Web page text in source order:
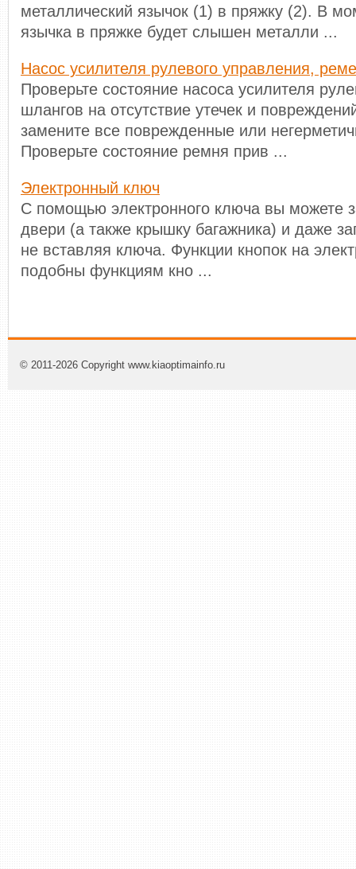
металлический язычок (1) в пряжку (2). В
язычка в пряжке будет слышен металли ...
Насос усилителя рулевого управления,
Проверьте состояние насоса усилителя
шлангов на отсутствие утечек и
замените все поврежденные или
Проверьте состояние ремня прив ...
Электронный ключ
С помощью электронного ключа вы можете
двери (а также крышку багажника) и даже
не вставляя ключа. Функции кнопок на
подобны функциям кно ...
© 2011-2026 Copyright www.kiaoptimainfo.ru